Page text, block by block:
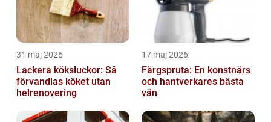
31 maj 2026
Lackera köksluckor: Så
förvandlas köket utan
helrenovering
17 maj 2026
Färgspruta: En konstnärs
och hantverkares bästa
vän